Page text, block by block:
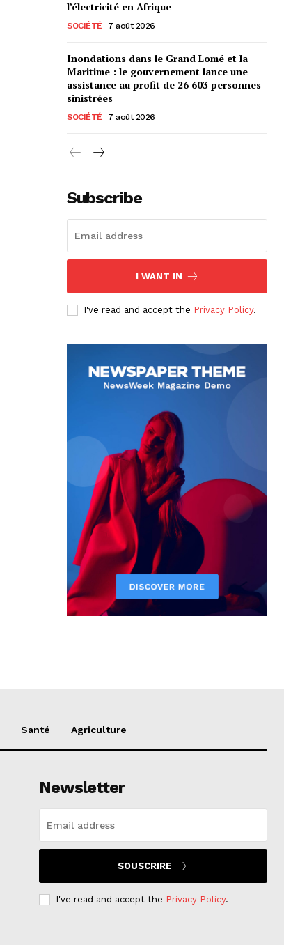
l’électricité en Afrique
SOCIÉTÉ 7 août 2026
Inondations dans le Grand Lomé et la
Maritime : le gouvernement lance une
assistance au profit de 26 603 personnes
sinistrées
SOCIÉTÉ 7 août 2026
Subscribe
I WANT IN
I've read and accept the Privacy Policy.
Santé Agriculture
Newsletter
SOUSCRIRE
I've read and accept the Privacy Policy.